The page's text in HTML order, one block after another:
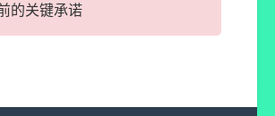
的关键承诺